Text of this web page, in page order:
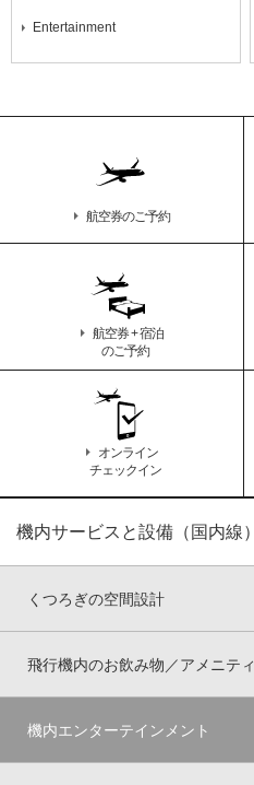
Entertainment
機内サービスと設備（国内線）
くつろぎの空間設計
飛行機内のお飲み物／アメニティ
機内エンターテインメント
航空券のご予約
航空券 + 宿泊
のご予約
オンライン
チェックイン